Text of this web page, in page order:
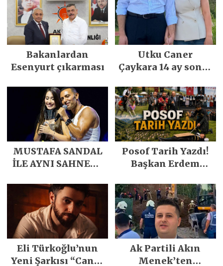
Bakanlardan
Esenyurt çıkarması
Utku Caner
Çaykara 14 ay sonra
kavuştu
MUSTAFA SANDAL
İLE AYNI SAHNEDE
Posof Tarih Yazdı!
Başkan Erdem
Emeğiyle Son
Yılların En Büyük
Festivali
Gerçekleşti
Eli Türkoğlu’nun
Yeni Şarkısı “Canın
Ak Partili Akın
Menek’ten